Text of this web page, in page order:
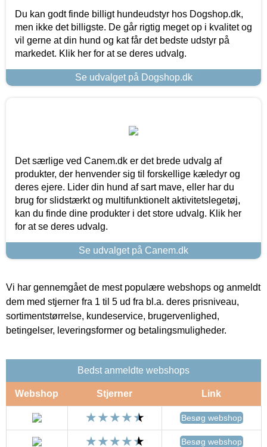
Du kan godt finde billigt hundeudstyr hos Dogshop.dk,
men ikke det billigste. De går rigtig meget op i kvalitet og
vil gerne at din hund og kat får det bedste udstyr på
markedet. Klik her for at se deres udvalg.
Se udvalget på Dogshop.dk
Det særlige ved Canem.dk er det brede udvalg af
produkter, der henvender sig til forskellige kæledyr og
deres ejere. Lider din hund af sart mave, eller har du
brug for slidstærkt og multifunktionelt aktivitetslegetøj,
kan du finde dine produkter i det store udvalg. Klik her
for at se deres udvalg.
Se udvalget på Canem.dk
Vi har gennemgået de mest populære webshops og anmeldt
dem med stjerner fra 1 til 5 ud fra bl.a. deres prisniveau,
sortimentstørrelse, kundeservice, brugervenlighed,
betingelser, leveringsformer og betalingsmuligheder.
Bedst anmeldte webshops
Webshop Stjerner Link
Besøg webshop
Besøg webshop